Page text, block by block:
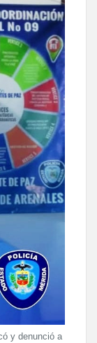
y denunció a